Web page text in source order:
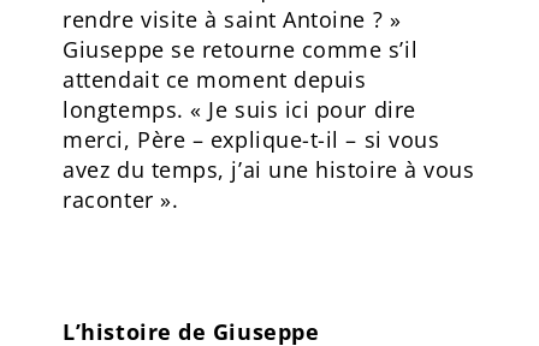
rendre visite à saint Antoine ? »
Giuseppe se retourne comme s’il
attendait ce moment depuis
longtemps. « Je suis ici pour dire
merci, Père – explique-t-il – si vous
avez du temps, j’ai une histoire à vous
raconter ».
L’histoire de Giuseppe